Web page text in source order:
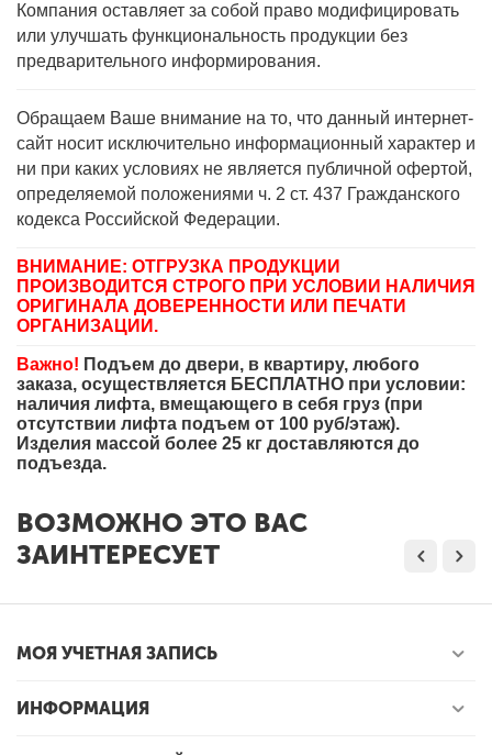
Компания оставляет за собой право модифицировать
или улучшать функциональность продукции без
предварительного информирования.
Обращаем Ваше внимание на то, что данный интернет-
сайт носит исключительно информационный характер и
ни при каких условиях не является публичной офертой,
определяемой положениями ч. 2 ст. 437 Гражданского
кодекса Российской Федерации.
ВНИМАНИЕ: ОТГРУЗКА ПРОДУКЦИИ
ПРОИЗВОДИТСЯ СТРОГО ПРИ УСЛОВИИ НАЛИЧИЯ
ОРИГИНАЛА ДОВЕРЕННОСТИ ИЛИ ПЕЧАТИ
ОРГАНИЗАЦИИ.
Важно! Подъем до двери, в квартиру, любого
заказа, осуществляется БЕСПЛАТНО при условии:
наличия лифта, вмещающего в себя груз (при
отсутствии лифта подъем от 100 руб/этаж).
Изделия массой более 25 кг доставляются до
подъезда.
ВОЗМОЖНО ЭТО ВАС
ЗАИНТЕРЕСУЕТ
МОЯ УЧЕТНАЯ ЗАПИСЬ
ИНФОРМАЦИЯ